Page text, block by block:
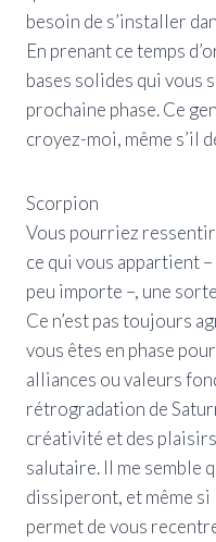
besoin de s’installer
En prenant ce temps
bases solides qui vous
prochaine phase. Ce
croyez-moi, même s’il
Scorpion
Vous pourriez
ce qui vous appartient
peu importe –, une
Ce n’est pas toujours
vous êtes en phase
alliances ou valeurs
rétrogradation de
créativité et des
salutaire. Il me semble
dissiperont, et même
permet de vous